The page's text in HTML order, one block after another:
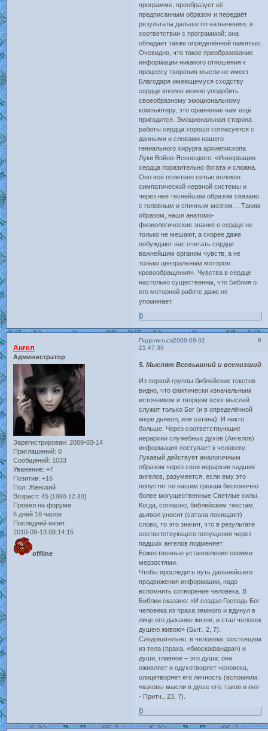
программе, преобразует её
предписанным образом и передаёт
результаты дальше по назначению, в
соответствии с программой; она
обладает также определённой памятью.
Очевидно, что такое преобразование
информации никакого отношения к
процессу творения мысли не имеет.
Благодаря имеющемуся сходству
сердце вполне можно уподобить
своеобразному эмоциональному
компьютеру, это сравнение нам ещё
пригодится. Эмоциональная сторона
работы сердца хорошо согласуется с
данными и словами нашего
гениального хирурга архиепископа
Луки Войно-Ясенецкого: «Иннервация
сердца поразительно богата и сложна.
Оно всё оплетено сетью волокон
симпатической нервной системы и
через неё теснейшим образом связано
с головным и спинным мозгом… Таким
образом, наши анатомо-
физиологические знания о сердце не
только не мешают, а скорее даже
побуждают нас считать сердце
важнейшим органом чувств, а не
только центральным мотором
кровообращения». Чувства в сердце
настолько существенны, что Библия о
его моторной работе даже не
упоминает.
0
Поделиться 6
2009-09-02
21:47:39
Ангел
Администратор
Зарегистрирован: 2009-03-14
Приглашений: 0
Сообщений: 1033
Уважение: +7
Позитив: +16
Пол: Женский
Возраст: 45 [1980-12-30]
Провел на форуме:
6 дней 18 часов
Последний визит:
2010-09-13 08:14:15
offline
5. Мыслят Всевышний и всенизший
Из первой группы библейских текстов
видно, что фактически изначальным
источником и творцом всех мыслей
служит только Бог (и в определённой
мере дьявол, или сатана). И никто
больше. Через соответствующие
иерархии служебных духов (Ангелов)
информация поступает к человеку.
Лукавый действует аналогичным
образом через свои иерархии падших
ангелов, разумеется, если ему это
попустят по нашим грехам бесконечно
более могущественные Светлые силы.
Когда, согласно, библейским текстам,
дьявол уносит (сатана похищает)
слово, то это значит, что в результате
соответствующего попущения через
падших ангелов подменяет
Божественные установления своими
мерзостями.
Чтобы проследить путь дальнейшего
продвижения информации, надо
вспомнить сотворение человека. В
Библии сказано: «И создал Господь Бог
человека из праха земного и вдунул в
лице его дыхание жизни, и стал человек
душею живою» (Быт., 2, 7).
Следовательно, в человеке, состоящем
из тела (праха, «биоскафандра») и
души, главное – это душа: она
оживляет и одухотворяет человека,
олицетворяет его личность (вспомним:
«каковы мысли в душе его, таков и он»
- Притч., 23, 7).
0